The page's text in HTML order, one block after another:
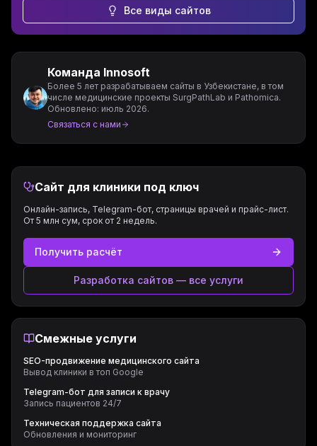
Все виды сайтов
Команда Innosoft
Более 5 лет разрабатываем сайты в Узбекистане, в том
числе медицинские проекты SurgPathLab и Pathomica.
Обновлено: июль 2026.
Связаться с нами
Сайт для клиники под ключ
Онлайн-запись, Telegram-бот, страницы врачей и прайс-лист.
От 5 млн сум, срок от 2 недель.
Получить расчёт
Разработка сайтов — все услуги
Смежные услуги
SEO-продвижение медицинского сайта
Вывод клиники в топ Google
Telegram-бот для записи к врачу
Запись пациентов 24/7
Техническая поддержка сайта
Обновления и мониторинг